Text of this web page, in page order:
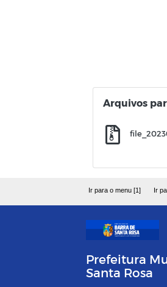
Arquivos
Ir para o menu [1] Ir
Prefeitura
Santa Rosa